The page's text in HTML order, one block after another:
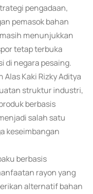
pengadaan,
pemasok bahan
menunjukkan
tetap terbuka
di negara pesaing.
Kaki Rizky Aditya
struktur industri,
berbasis
salah satu
keseimbangan
berbasis
rayon yang
alternatif bahan